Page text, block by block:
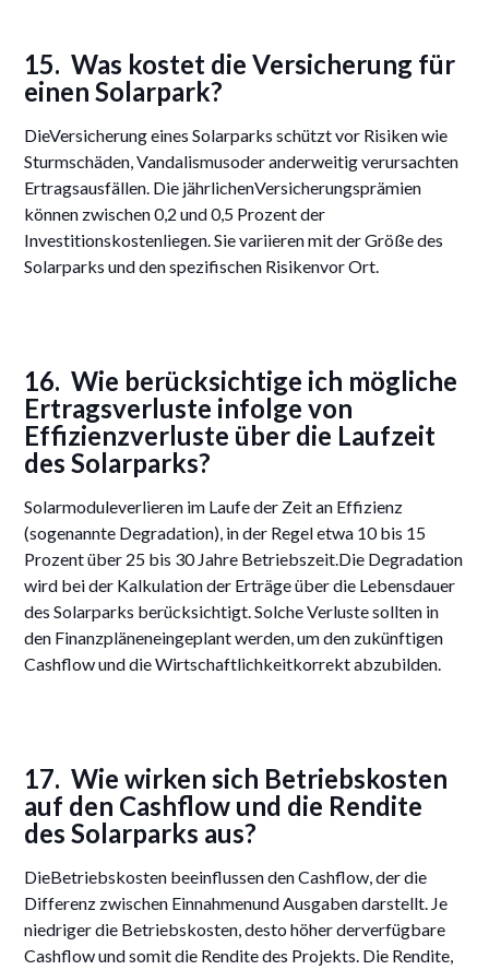
15. Was kostet die Versicherung für
einen Solarpark?
DieVersicherung eines Solarparks schützt vor Risiken wie
Sturmschäden, Vandalismusoder anderweitig verursachten
Ertragsausfällen. Die jährlichenVersicherungsprämien
können zwischen 0,2 und 0,5 Prozent der
Investitionskostenliegen. Sie variieren mit der Größe des
Solarparks und den spezifischen Risikenvor Ort.
16. Wie berücksichtige ich mögliche
Ertragsverluste infolge von
Effizienzverluste über die Laufzeit
des Solarparks?
Solarmoduleverlieren im Laufe der Zeit an Effizienz
(sogenannte Degradation), in der Regel etwa 10 bis 15
Prozent über 25 bis 30 Jahre Betriebszeit.Die Degradation
wird bei der Kalkulation der Erträge über die Lebensdauer
des Solarparks berücksichtigt. Solche Verluste sollten in
den Finanzpläneneingeplant werden, um den zukünftigen
Cashflow und die Wirtschaftlichkeitkorrekt abzubilden.
17. Wie wirken sich Betriebskosten
auf den Cashflow und die Rendite
des Solarparks aus?
DieBetriebskosten beeinflussen den Cashflow, der die
Differenz zwischen Einnahmenund Ausgaben darstellt. Je
niedriger die Betriebskosten, desto höher derverfügbare
Cashflow und somit die Rendite des Projekts. Die Rendite,